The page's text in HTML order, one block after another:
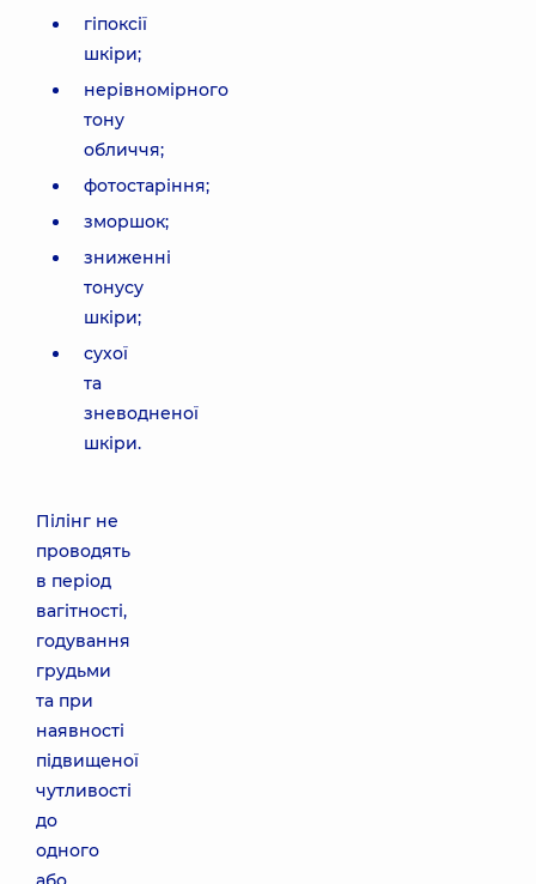
гіпоксії
шкіри;
нерівномірного
тону
обличчя;
фотостаріння;
зморшок;
зниженні
тонусу
шкіри;
сухої
та
зневодненої
шкіри.
Пілінг не
проводять
в період
вагітності,
годування
грудьми
та при
наявності
підвищеної
чутливості
до
одного